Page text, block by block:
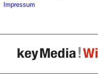
Impressum